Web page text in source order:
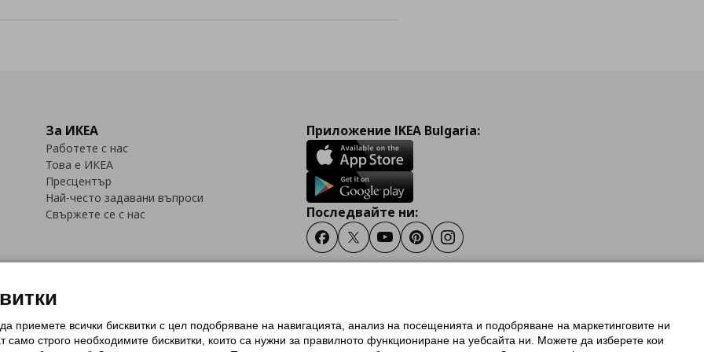
За ИКЕА
Работете с нас
Това е ИКЕА
Пресцентър
Най-често задавани въпроси
Свържете се с нас
Приложение IKEA Bulgaria:
Последвайте ни:
FacebookTwitterYoutubePinterestInstagram
(Cookies)Избор на настройки за използване на бисквиткиУсловия за ползване на ikea.bg
приемете всички бисквитки с цел подобряване на навигацията, анализ на посещенията и подобряване на маркетинговите ни
строго необходимитe бисквитки, които са нужни за правилното функциониране на уебсайта ни. Можете да изберете кои